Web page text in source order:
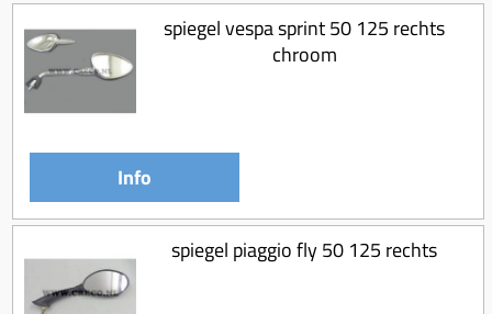
spiegel vespa sprint 50 125 rechts
chroom
Info
spiegel piaggio fly 50 125 rechts